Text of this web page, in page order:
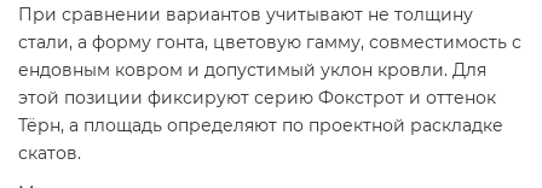
При сравнении вариантов учитывают не толщину
стали, а форму гонта, цветовую гамму, совместимость с
ендовным ковром и допустимый уклон кровли. Для
этой позиции фиксируют серию Фокстрот и оттенок
Тёрн, а площадь определяют по проектной раскладке
скатов.